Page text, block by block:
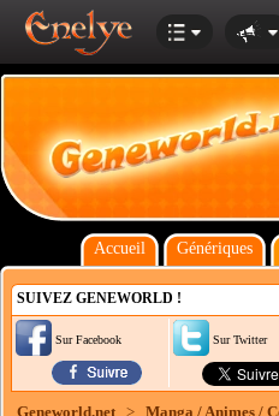
Accueil Génériques
SUIVEZ GENEWORLD !
Sur Facebook Sur Twitter
Geneworld.net > Manga / Animes /